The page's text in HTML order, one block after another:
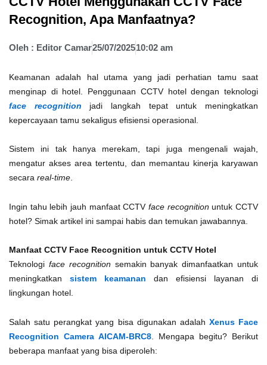
Recognition, Apa Manfaatnya?
Oleh : Editor Camar25/07/202510:02 am
Keamanan adalah hal utama yang jadi perhatian tamu saat
menginap di hotel. Penggunaan CCTV hotel dengan teknologi
face recognition jadi langkah tepat untuk meningkatkan
kepercayaan tamu sekaligus efisiensi operasional.
Sistem ini tak hanya merekam, tapi juga mengenali wajah,
mengatur akses area tertentu, dan memantau kinerja karyawan
secara real-time
Ingin tahu lebih jauh manfaat CCTV face recognition untuk CCTV
hotel? Simak artikel ini sampai habis dan temukan jawabannya.
Manfaat CCTV Face Recognition untuk CCTV Hotel
Teknologi face recognition semakin banyak dimanfaatkan untuk
meningkatkan sistem keamanan dan efisiensi layanan di
lingkungan hotel.
Salah satu perangkat yang bisa digunakan adalah Xenus Face
Recognition Camera AICAM-BRC8 . Mengapa begitu? Berikut
beberapa manfaat yang bisa diperoleh: